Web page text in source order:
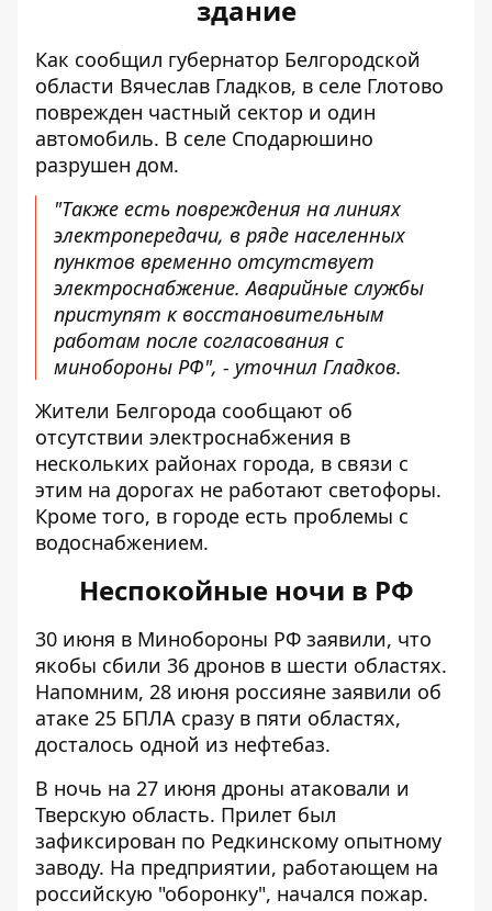
здание
Как сообщил губернатор Белгородской
области Вячеслав Гладков, в селе Глотово
поврежден частный сектор и один
автомобиль. В селе Сподарюшино
разрушен дом.
"Также есть повреждения на линиях
электропередачи, в ряде населенных
пунктов временно отсутствует
электроснабжение. Аварийные службы
приступят к восстановительным
работам после согласования с
минобороны РФ", - уточнил Гладков.
Жители Белгорода сообщают об
отсутствии электроснабжения в
нескольких районах города, в связи с
этим на дорогах не работают светофоры.
Кроме того, в городе есть проблемы с
водоснабжением.
Неспокойные ночи в РФ
30 июня в Минобороны РФ заявили, что
якобы сбили 36 дронов в шести областях.
Напомним, 28 июня россияне заявили об
атаке 25 БПЛА сразу в пяти областях,
досталось одной из нефтебаз.
В ночь на 27 июня дроны атаковали и
Тверскую область. Прилет был
зафиксирован по Редкинскому опытному
заводу. На предприятии, работающем на
российскую "оборонку", начался пожар.